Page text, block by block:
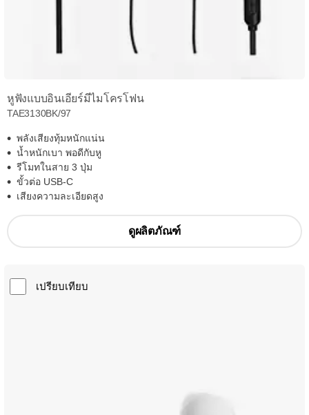
หูฟังแบบอินเอียร์มีไมโครโฟน
TAE3130BK/97
พลังเสียงทุ้มหนักแน่น
น้ำหนักเบา พอดีกับหู
รีโมทในสาย 3 ปุ่ม
ขั้วต่อ USB-C
เสียงความละเอียดสูง
ดูผลิตภัณฑ์
เปรียบเทียบ